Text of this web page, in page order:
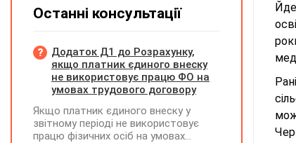
Останні консультації
Додаток Д1 до Розрахунку,
якщо платник єдиного внеску
не використовує працю ФО на
умовах трудового договору
Якщо платник єдиного внеску у
звітному періоді не використовує
працю фізичних осіб на умовах